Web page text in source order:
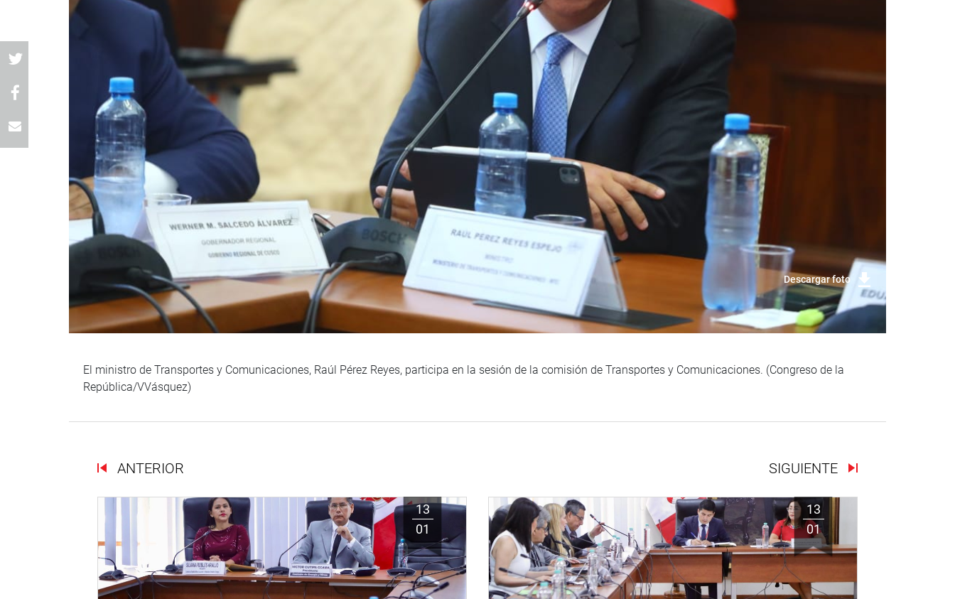
Descargar foto
El ministro de Transportes y Comunicaciones, Raúl Pérez Reyes, participa en la sesión de la comisión de Transportes y Comunicaciones. (Congreso de la
República/VVásquez)
ANTERIOR SIGUIENTE
13
01
13
01